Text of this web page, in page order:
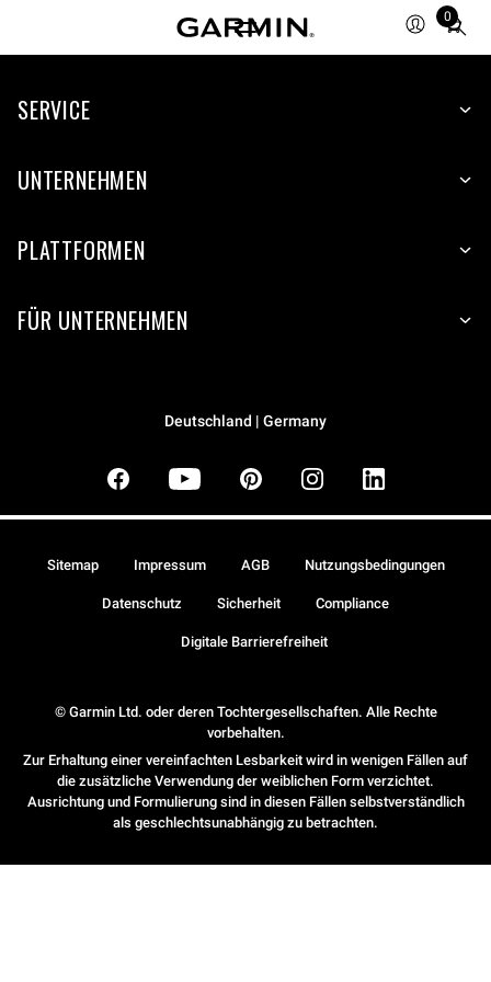
0
Total
items
cart:
SERVICE
UNTERNEHMEN
PLATTFORMEN
FÜR UNTERNEHMEN
Deutschland | Germany
© Garmin Ltd. oder deren Tochtergesellschaften. Alle Rechte
vorbehalten.
Zur Erhaltung einer vereinfachten Lesbarkeit wird in wenigen Fällen auf
die zusätzliche Verwendung der weiblichen Form verzichtet.
Ausrichtung und Formulierung sind in diesen Fällen selbstverständlich
als geschlechtsunabhängig zu betrachten.
Sitemap Impressum AGB Nutzungsbedingungen
Datenschutz Sicherheit Compliance
Digitale Barrierefreiheit